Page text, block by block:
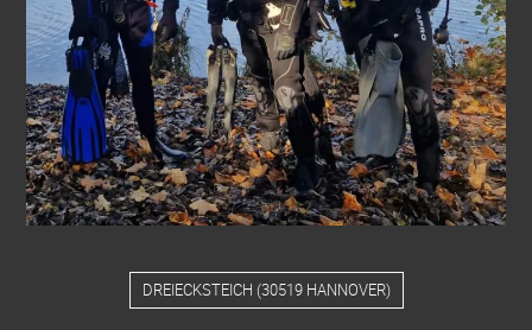
DREIECKSTEICH (30519 HANNOVER)